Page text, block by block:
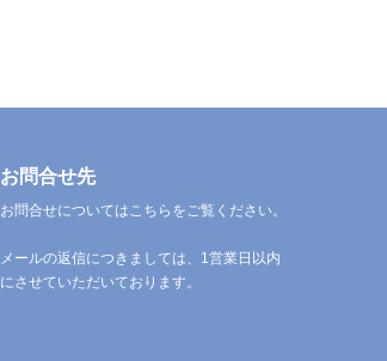
お問合せ先
お問合せについてはこちらをご覧ください。
メールの返信につきましては、1営業日以内
にさせていただいております。